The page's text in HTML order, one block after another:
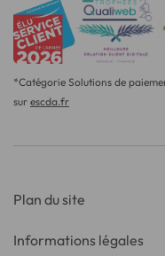
*Catégorie Solutions de
sur escda.fr
Plan du site
Informations légales